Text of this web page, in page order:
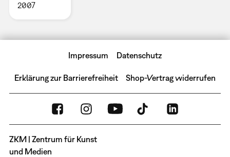
2007
Impressum Datenschutz
Erklärung zur Barrierefreiheit Shop-Vertrag widerrufen
ZKM | Zentrum für Kunst
und Medien